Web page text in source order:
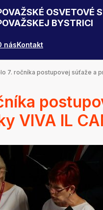
OSVETOVÉ
BYSTRICI
násKontakt
7. ročníka postupovej súťaže a
VIVA IL